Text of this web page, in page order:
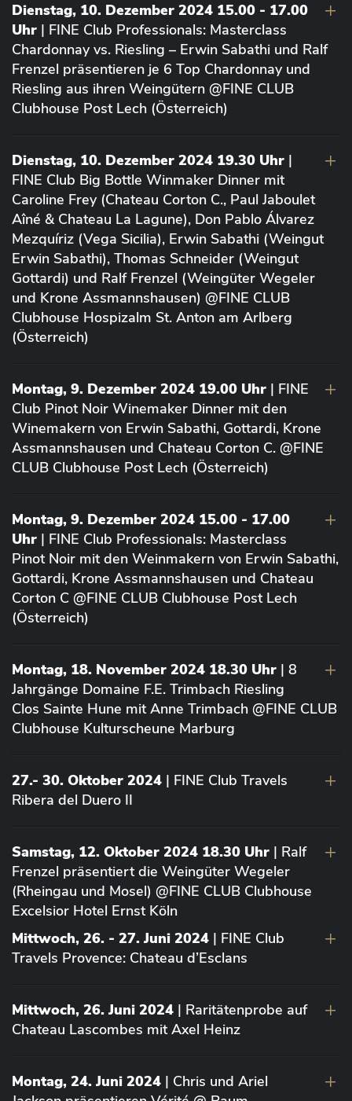
Dienstag, 10. Dezember 2024 15.00 - 17.00
Uhr | FINE Club Professionals: Masterclass
Chardonnay vs. Riesling – Erwin Sabathi und Ralf
Frenzel präsentieren je 6 Top Chardonnay und
Riesling aus ihren Weingütern @FINE CLUB
Clubhouse Post Lech (Österreich)
Dienstag, 10. Dezember 2024 19.30 Uhr |
FINE Club Big Bottle Winmaker Dinner mit
Caroline Frey (Chateau Corton C., Paul Jaboulet
Aîné & Chateau La Lagune), Don Pablo Álvarez
Mezquíriz (Vega Sicilia), Erwin Sabathi (Weingut
Erwin Sabathi), Thomas Schneider (Weingut
Gottardi) und Ralf Frenzel (Weingüter Wegeler
und Krone Assmannshausen) @FINE CLUB
Clubhouse Hospizalm St. Anton am Arlberg
(Österreich)
Montag, 9. Dezember 2024 19.00 Uhr | FINE
Club Pinot Noir Winemaker Dinner mit den
Winemakern von Erwin Sabathi, Gottardi, Krone
Assmannshausen und Chateau Corton C. @FINE
CLUB Clubhouse Post Lech (Österreich)
Montag, 9. Dezember 2024 15.00 - 17.00
Uhr | FINE Club Professionals: Masterclass
Pinot Noir mit den Weinmakern von Erwin Sabathi,
Gottardi, Krone Assmannshausen und Chateau
Corton C @FINE CLUB Clubhouse Post Lech
(Österreich)
Montag, 18. November 2024 18.30 Uhr | 8
Jahrgänge Domaine F.E. Trimbach Riesling
Clos Sainte Hune mit Anne Trimbach @FINE CLUB
Clubhouse Kulturscheune Marburg
27.- 30. Oktober 2024 | FINE Club Travels
Ribera del Duero II
Samstag, 12. Oktober 2024 18.30 Uhr | Ralf
Frenzel präsentiert die Weingüter Wegeler
(Rheingau und Mosel) @FINE CLUB Clubhouse
Excelsior Hotel Ernst Köln
Mittwoch, 26. - 27. Juni 2024 | FINE Club
Travels Provence: Chateau d’Esclans
Mittwoch, 26. Juni 2024 | Raritätenprobe auf
Chateau Lascombes mit Axel Heinz
Montag, 24. Juni 2024 | Chris und Ariel